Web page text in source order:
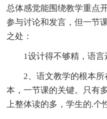
总体感觉能围绕教学重点
参与讨论和发言，但一节
之处：
1设计得不够精，语言
2、语文教学的根本所
本，一节课的关键。只有
上整体读的多，学生的.个